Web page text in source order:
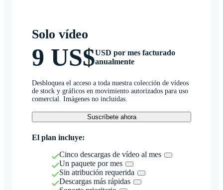
Solo vídeo
9 US$USD por mes facturado
anualmente
Desbloquea el acceso a toda nuestra colección de vídeos
de stock y gráficos en movimiento autorizados para uso
comercial. Imágenes no incluidas.
Suscríbete ahora
El plan incluye:
Cinco descargas de vídeo al mes
Un paquete por mes
Sin atribución requerida
Descargas más rápidas